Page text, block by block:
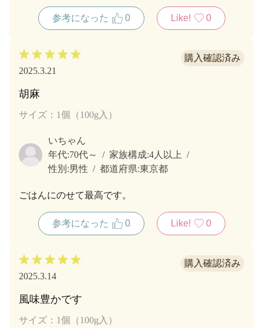
いすきです。
参考になった
0 Like! 0
2025.3.21
胡麻
サイズ：1個（100g入）
いちゃん
年代:70代～ 家族構成:4人以上
性別:男性 都道府県:東京都
ごはんにのせて最高です。
参考になった 0 Like! 0
2025.3.14
風味豊かです
サイズ：1個（100g入）